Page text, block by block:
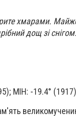
хмарами.
дощ зі снігом.
МІН: -19.4°